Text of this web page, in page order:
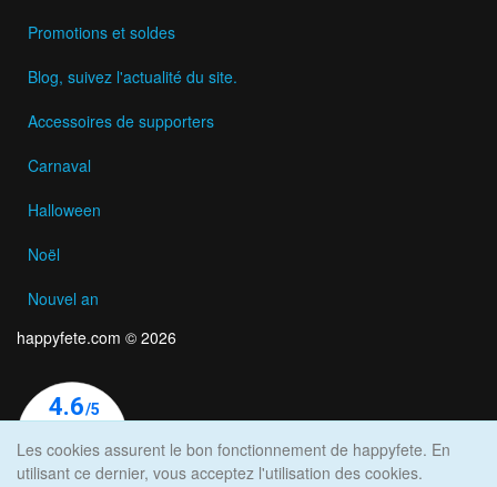
Promotions et soldes
Blog, suivez l'actualité du site.
Accessoires de supporters
Carnaval
Halloween
Noël
Nouvel an
happyfete.com © 2026
Les cookies assurent le bon fonctionnement de happyfete. En
utilisant ce dernier, vous acceptez l'utilisation des cookies.